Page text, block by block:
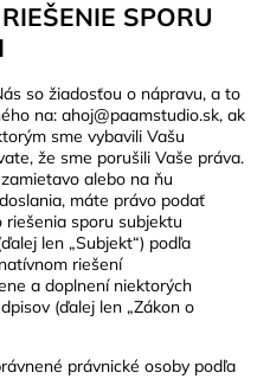
SPORU
so žiadosťou o nápravu, a to
na: ahoj@paamstudio.sk, ak
sme vybavili Vašu
že sme porušili Vaše práva.
alebo na ňu
máte právo podať
sporu subjektu
len „Subjekt“) podľa
riešení
a doplnení niektorých
(ďalej len „Zákon o
právnické osoby podľa